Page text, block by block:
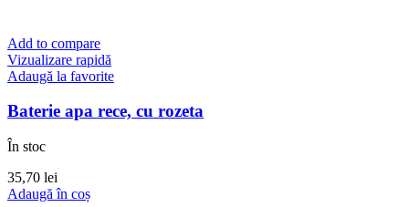
Add to compare
Vizualizare rapidă
Adaugă la favorite
Baterie apa rece, cu rozeta
În stoc
35,70 lei
Adaugă în coș